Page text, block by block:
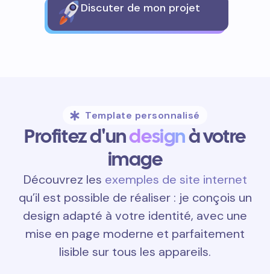
Discuter de mon projet
Template personnalisé
Profitez d'undesignà votre
image
Découvrez les exemples de site internet
qu’il est possible de réaliser : je conçois un
design adapté à votre identité, avec une
mise en page moderne et parfaitement
lisible sur tous les appareils.